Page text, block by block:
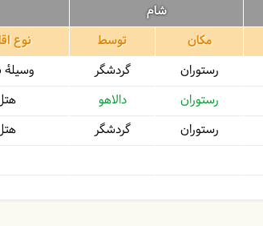
شام
مکان توسط نوع
رستوران گردشگر وسیلۀ
رستوران دالاهو
رستوران گردشگر